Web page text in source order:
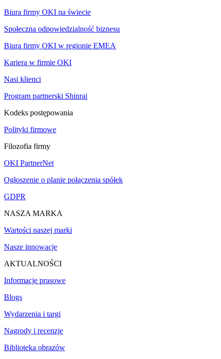
Biura firmy OKI na świecie
Społeczna odpowiedzialność biznesu
Biura firmy OKI w regionie EMEA
Kariera w firmie OKI
Nasi klienci
Program partnerski Shinrai
Kodeks postępowania
Polityki firmowe
Filozofia firmy
OKI PartnerNet
Ogłoszenie o planie połączenia spółek
GDPR
NASZA MARKA
Wartości naszej marki
Nasze innowacje
AKTUALNOŚCI
Informacje prasowe
Blogs
Wydarzenia i targi
Nagrody i recenzje
Biblioteka obrazów